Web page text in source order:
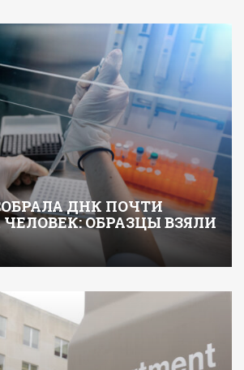
ДНК ПОЧТИ
ОБРАЗЦЫ ВЗЯЛИ